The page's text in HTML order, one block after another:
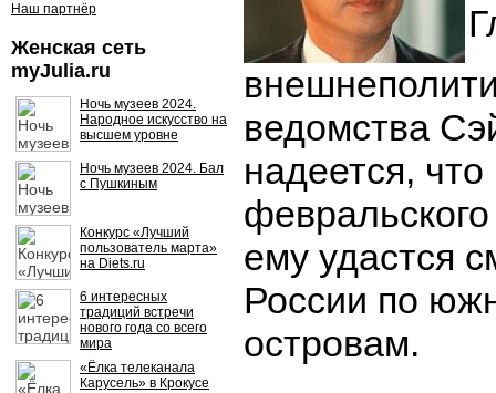
Наш партнёр
Женская сеть
myJulia.ru
Ночь музеев 2024.
Народное искусство на
высшем уровне
Ночь музеев 2024. Бал
с Пушкиным
Конкурс «Лучший
пользователь марта»
на Diets.ru
6 интересных
традиций встречи
нового года со всего
мира
«Ёлка телеканала
Карусель» в Крокусе
ведомства
надеется,
ему удастся
России по
островам.